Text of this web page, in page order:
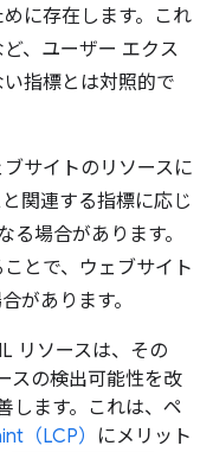
に存在します。これ
、ユーザー エクス
指標とは対照的で
サイトのリソースに
関連する指標に応じ
場合があります。
とで、ウェブサイト
があります。
リソースは、その
スの検出可能性を改
します。これは、ペ
（LCP）
にメリット